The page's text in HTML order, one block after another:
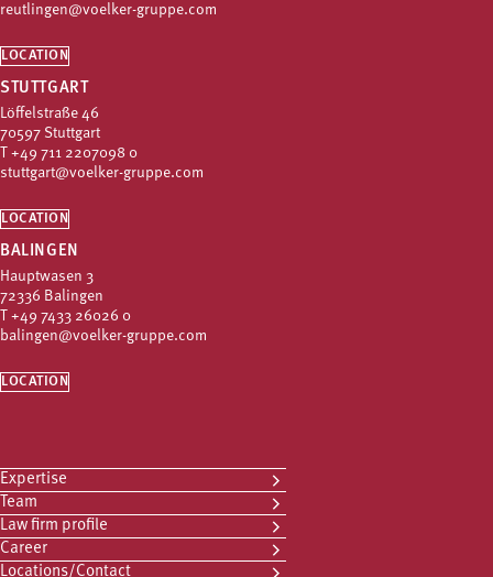
reutlingen@voelker-gruppe.com
LOCATION
STUTTGART
Löffelstraße 46
70597 Stuttgart
+49 711 2207098 0
stuttgart@voelker-gruppe.com
LOCATION
BALINGEN
Hauptwasen 3
72336 Balingen
+49 7433 26026 0
balingen@voelker-gruppe.com
LOCATION
Expertise
Team
Law firm profile
Career
Locations/Contact